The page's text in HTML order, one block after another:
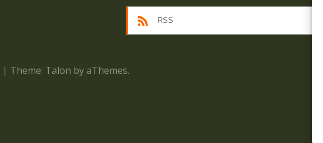
RSS
| Theme: Talon by aThemes.